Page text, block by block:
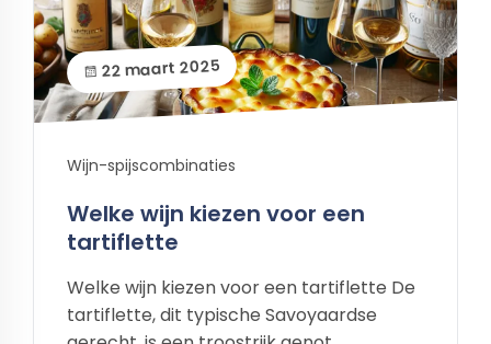
22 maart 2025
Wijn-spijscombinaties
Welke wijn kiezen voor een
tartiflette
Welke wijn kiezen voor een tartiflette De
tartiflette, dit typische Savoyaardse